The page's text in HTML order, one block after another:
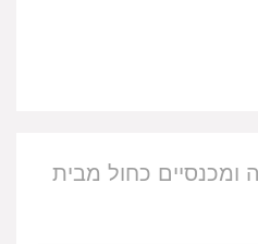
ומכנסיים כחול מבית